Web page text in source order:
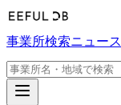
事業所検索ニュー